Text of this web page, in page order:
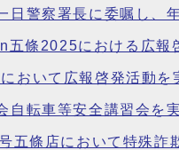
日警察署長に委嘱し、
五條2025における広報
おいて広報啓発活動を
転車等安全講習会を実
五條店において特殊詐